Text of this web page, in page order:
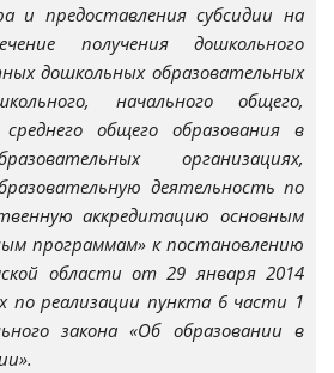
и предоставления субсидии на
получения дошкольного
дошкольных образовательных
начального общего,
общего образования в
организациях,
деятельность по
аккредитацию основным
программам» к постановлению
области от 29 января 2014
по реализации пункта 6 части 1
закона «Об образовании в